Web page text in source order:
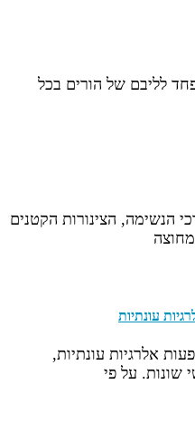
לליבם של הורים בכל
הנשימה, הצינורות הקטנים
עונתיות
אלרגיות עונתיות,
שונות. על פי